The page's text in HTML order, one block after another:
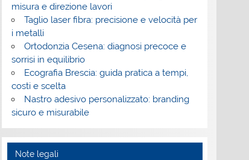
misura e direzione lavori
Taglio laser fibra: precisione e velocità per
i metalli
Ortodonzia Cesena: diagnosi precoce e
sorrisi in equilibrio
Ecografia Brescia: guida pratica a tempi,
costi e scelta
Nastro adesivo personalizzato: branding
sicuro e misurabile
Note legali